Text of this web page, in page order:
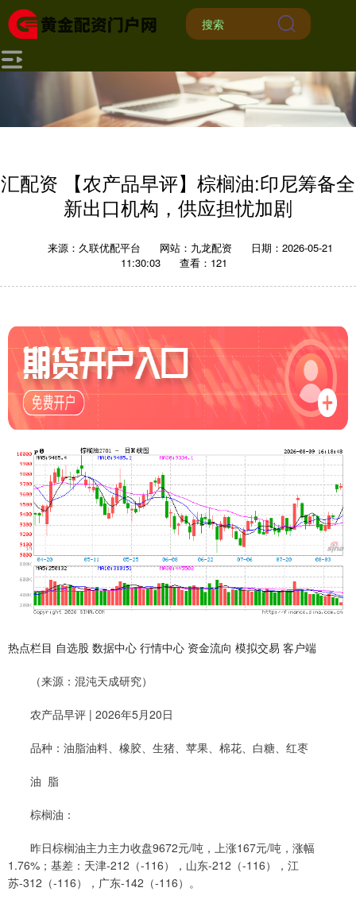
汇配资 【农产品早评】棕榈油:印尼筹备全
新出口机构，供应担忧加剧
来源：久联优配平台 网站：九龙配资
日期：2026-05-21
11:30:03
查看：121
热点栏目 自选股 数据中心 行情中心 资金流向 模拟交易 客户端
（来源：混沌天成研究）
农产品早评 | 2026年5月20日
品种：油脂油料、橡胶、生猪、苹果、棉花、白糖、红枣
油 脂
棕榈油：
昨日棕榈油主力主力收盘9672元/吨，上涨167元/吨，涨幅
1.76%；基差：天津-212（-116），山东-212（-116），江
苏-312（-116），广东-142（-116）。